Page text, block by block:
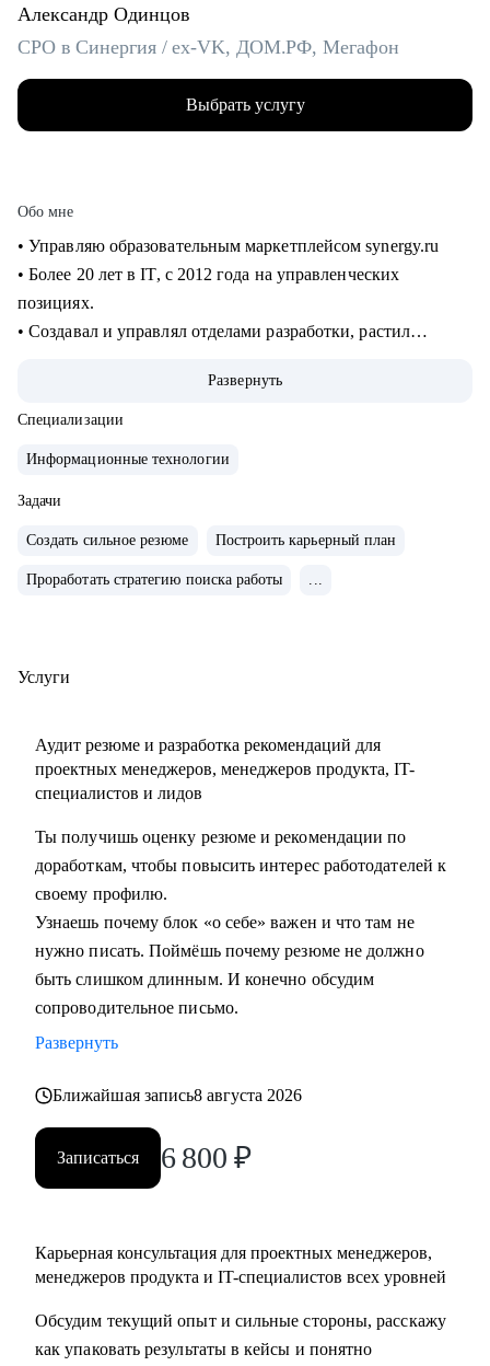
Александр Одинцов
CPO в Синергия / ex-VK, ДОМ.РФ, Мегафон
Выбрать услугу
Обо мне
• Управляю образовательным маркетплейсом synergy.ru
• Более 20 лет в IT, c 2012 года на управленческих
позициях.
• Создавал и управлял отделами разработки, растил
• Запускал b2b продукт от идеи до масштабирования.
NPS, Revenue.
• Занимаюсь наймом людей в команды: провел более 600
собеседований, изучил большое количество резюме.
предприятия» и «Проектное управление» для МИТУ
• Составить эффективное резюме
её достижения
• Разобрать любой продуктовый, управленческий или
• Дам рекомендации по управлению командой и её
развитию
Кому могу помочь:
• Начинающим и опытным управленцам
• Тем, кто хочет начать карьеру в IT в любом направлении
• Менеджерам продуктов, разработчикам, тестировщикам,
проектным менеджерам
карьеры
Развернуть
Специализации
Информационные технологии
Задачи
Создать сильное резюме Построить карьерный план
Проработать стратегию поиска работы ...
Услуги
Аудит резюме и разработка рекомендаций для
проектных менеджеров, менеджеров продукта, IT-
специалистов и лидов
Ты получишь оценку резюме и рекомендации по
доработкам, чтобы повысить интерес работодателей к
своему профилю.
Узнаешь почему блок «о себе» важен и что там не
нужно писать. Поймёшь почему резюме не должно
быть слишком длинным. И конечно обсудим
сопроводительное письмо.
Развернуть
Ближайшая запись8 августа 2026
Записаться 6 800 ₽
Карьерная консультация для проектных менеджеров,
менеджеров продукта и IT-специалистов всех уровней
Обсудим текущий опыт и сильные стороны, расскажу
как упаковать результаты в кейсы и понятно